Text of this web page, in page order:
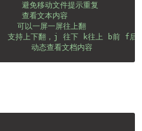
避免移动文件提示重复
看文本内容
以一屏一屏往上翻
支持上下翻，j 往下 k往上 b前 f后
态查看文档内容